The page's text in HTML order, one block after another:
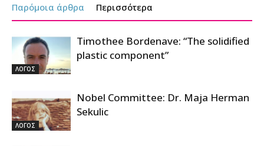
Παρόμοια άρθρα Περισσότερα
ΛΟΓΟΣ
Timothee Bordenave: “The solidified
plastic component”
ΛΟΓΟΣ
Nobel Committee: Dr. Maja Herman
Sekulic